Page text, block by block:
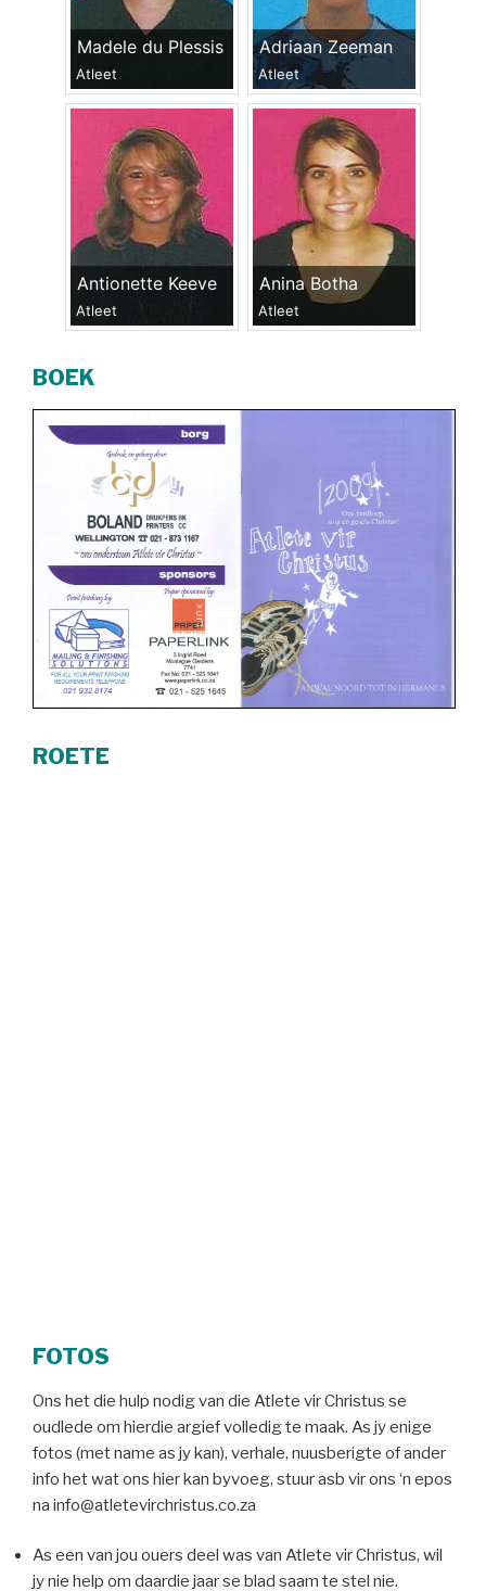
Madele du Plessis
Atleet
Adriaan Zeeman
Atleet
Antionette Keeve
Atleet
Anina Botha
Atleet
BOEK
ROETE
FOTOS
Ons het die hulp nodig van die Atlete vir Christus se
oudlede om hierdie argief volledig te maak. As jy enige
fotos (met name as jy kan), verhale, nuusberigte of ander
info het wat ons hier kan byvoeg, stuur asb vir ons ‘n epos
na info@atletevirchristus.co.za
As een van jou ouers deel was van Atlete vir Christus, wil
jy nie help om daardie jaar se blad saam te stel nie.